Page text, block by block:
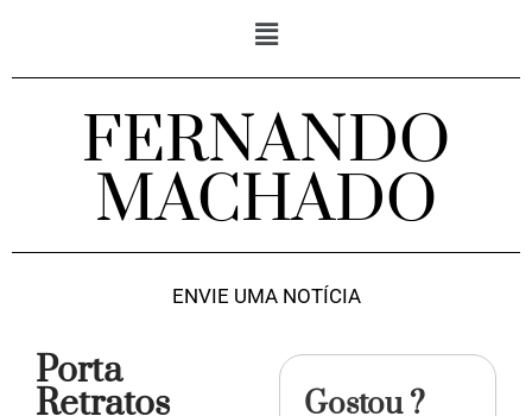
FERNANDO
MACHADO
ENVIE UMA NOTÍCIA
Porta
Retratos Gostou ?